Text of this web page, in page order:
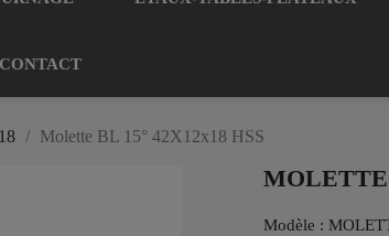
CONTACT
Molette BL 15° 42X12x18 HSS
MOLETTE
Modèle :